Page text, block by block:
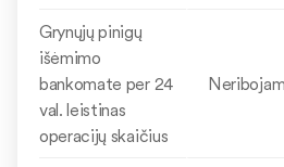
Grynųjų pinigų
išėmimo
bankomate per 24
val. leistinas
operacijų skaičius